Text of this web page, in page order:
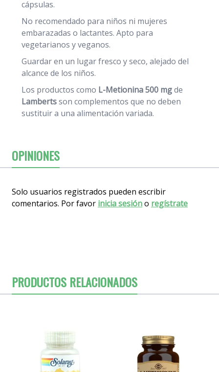
cápsulas.
No recomendado para niños ni mujeres
embarazadas o lactantes. Apto para
vegetarianos y veganos.
Guardar en un lugar fresco y seco, alejado del
alcance de los niños.
Los productos como L-Metionina 500 mgde
Lambertsson complementos que no deben
sustituir a una alimentación variada.
OPINIONES
Solo usuarios registrados pueden escribir
comentarios. Por favor inicia sesióno regístrate
PRODUCTOS RELACIONADOS